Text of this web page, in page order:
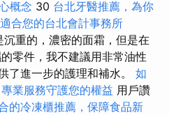
概念 30 台北牙醫推薦，為你
適合您的台北會計事務所
沉重的，濃密的面霜，但是在
零件，我不建議用非常油性
了進一步的護理和補水。 如
業服務守護您的權益 用戶讚
的冷凍櫃推薦，保障食品新